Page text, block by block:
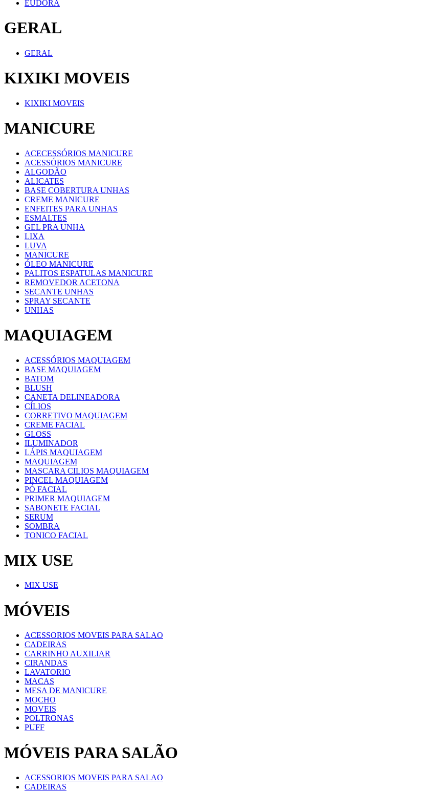
EUDORA
GERAL
GERAL
KIXIKI MOVEIS
KIXIKI MOVEIS
MANICURE
ACECESSÓRIOS MANICURE
ACESSÓRIOS MANICURE
ALGODÃO
ALICATES
BASE COBERTURA UNHAS
CREME MANICURE
ENFEITES PARA UNHAS
ESMALTES
GEL PRA UNHA
LIXA
LUVA
MANICURE
ÓLEO MANICURE
PALITOS ESPATULAS MANICURE
REMOVEDOR ACETONA
SECANTE UNHAS
SPRAY SECANTE
UNHAS
MAQUIAGEM
ACESSÓRIOS MAQUIAGEM
BASE MAQUIAGEM
BATOM
BLUSH
CANETA DELINEADORA
CÍLIOS
CORRETIVO MAQUIAGEM
CREME FACIAL
GLOSS
ILUMINADOR
LÁPIS MAQUIAGEM
MAQUIAGEM
MASCARA CILIOS MAQUIAGEM
PINCEL MAQUIAGEM
PÓ FACIAL
PRIMER MAQUIAGEM
SABONETE FACIAL
SERUM
SOMBRA
TONICO FACIAL
MIX USE
MIX USE
MÓVEIS
ACESSORIOS MOVEIS PARA SALAO
CADEIRAS
CARRINHO AUXILIAR
CIRANDAS
LAVATORIO
MACAS
MESA DE MANICURE
MOCHO
MOVEIS
POLTRONAS
PUFF
MÓVEIS PARA SALÃO
ACESSORIOS MOVEIS PARA SALAO
CADEIRAS